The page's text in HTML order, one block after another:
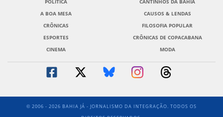
POLÍTICA
A BOA MESA
CRÔNICAS
ESPORTES
CINEMA
CANTINHOS DA BAHIA
CAUSOS & LENDAS
FILOSOFIA POPULAR
CRÔNICAS DE COPACABANA
MODA
© 2006 - 2026 BAHIA JÁ - JORNALISMO DA INTEGRAÇÃO. TODOS OS